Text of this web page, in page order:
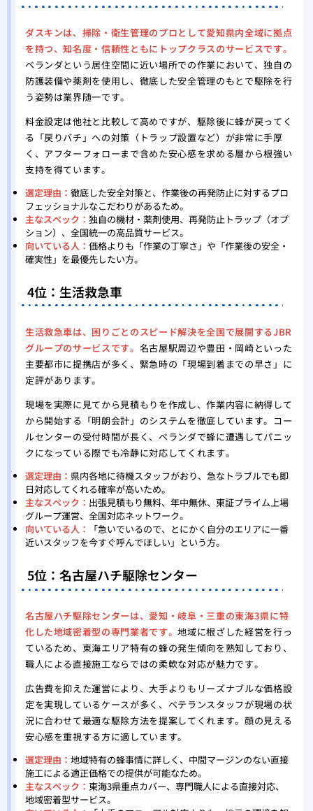
ダスキンは、掃除・衛生管理のプロとして愛知県内全域に拠点
を持つ、知名度・信頼性ともにトップクラスのサービスです。
ベランダという居住空間に近い場所での作業において、独自の
防護装備や薬剤を使用し、徹底した安全管理のもとで駆除を行
う姿勢は業界随一です。
料金設定は他社と比較して高めですが、駆除後に蜂が戻ってく
る「戻りバチ」への対策（トラップ設置など）が非常に手厚
く、アフターフォローまで含めた安心感を求める層から根強い
支持を得ています。
選定理由： 徹底した安全対策と、作業後の再発防止に対するプロ
フェッショナルなこだわりがあるため。
主なスペック： 独自の機材・薬剤使用、再発防止トラップ（オプ
ション）、全国統一の高品質サービス。
向いている人： 価格よりも「作業の丁寧さ」や「作業後の安全・
確実性」を最優先したい方。
4位：生活救急車
生活救急車は、困りごとのスピード解決を全国で展開するJBR
グループのサービスです。 名古屋駅周辺や豊田・岡崎といった
主要都市に提携店が多く、緊急時の「現場到着までの早さ」に
定評があります。
現場を実際に見てから見積もりを作成し、作業内容に納得して
から開始する「明朗会計」のシステムを徹底しています。コー
ルセンターの受付時間が長く、ベランダで蜂に遭遇してパニッ
クになっている際でも冷静に対応してくれます。
選定理由： 県内各地に待機スタッフがおり、急なトラブルでも即
日対応してくれる確率が高いため。
主なスペック： 出張見積もり無料、年中無休、東証プライム上場
グループ運営、全国対応ネットワーク。
向いている人：
「急いでいるので、とにかく自分のエリアに一番
近いスタッフを今すぐ呼んでほしい」という方。
5位：名古屋ハチ駆除センター
名古屋ハチ駆除センターは、愛知・岐阜・三重の東海3県に特
化した地域密着型の専門業者です。地域に根ざした経営を行っ
ているため、東海エリア特有の蜂の発生傾向を熟知しており、
職人による直接施工ならではの柔軟な対応が魅力です。
広告費を抑えた運営により、大手よりもリーズナブルな価格設
定を実現しているケースが多く、ベテランスタッフが現場の状
況に合わせて最適な駆除方法を提案してくれます。顔の見える
安心感を重視する方に適しています。
選定理由： 地域特有の蜂事情に詳しく、中間マージンのない直接
施工による適正価格での提供が可能なため。
主なスペック： 東海3県重点カバー、専門職人による直接対応、
地域密着型サービス。